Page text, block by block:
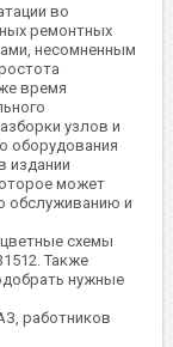
во
ремонтных
несомненным
время
узлов и
оборудования
издании
может
обслуживанию и
схемы
Также
нужные
работников